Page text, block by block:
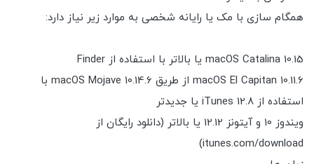
همگام سازی با مک یا رایانه شخصی به موارد زیر نیاز دارد:
macOS Catalina 10.15 یا بالاتر با استفاده از Finder
macOS El Capitan 10.11.6 از طریق macOS Mojave 10.14.6 با
استفاده از iTunes 12.8 یا جدیدتر
ویندوز 10 و آیتونز 12.12 یا بالاتر (دانلود رایگان از
itunes.com/download)